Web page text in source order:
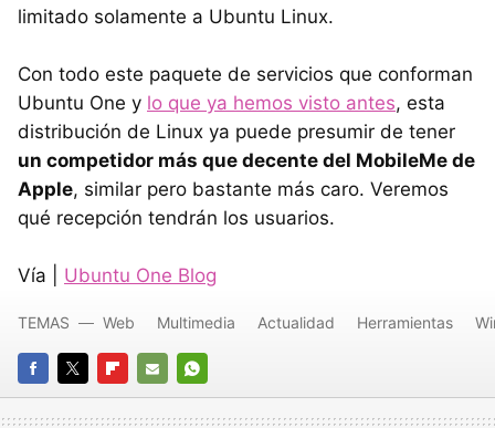
limitado solamente a Ubuntu Linux.
Con todo este paquete de servicios que conforman
Ubuntu One y lo que ya hemos visto antes, esta
distribución de Linux ya puede presumir de tener
un competidor más que decente del MobileMe de
Apple, similar pero bastante más caro. Veremos
qué recepción tendrán los usuarios.
Vía | Ubuntu One Blog
FACEBOOK
TWITTERFLIPBOARD
E-
WHATSAPP
TEMAS Web Multimedia Actualidad Herramientas